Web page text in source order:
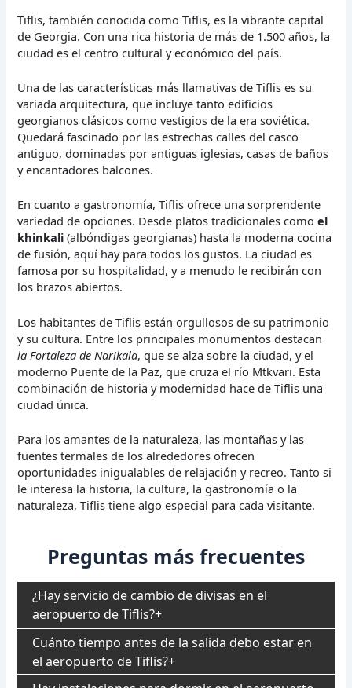
Tiflis, también conocida como Tiflis, es la vibrante capital
de Georgia. Con una rica historia de más de 1.500 años, la
ciudad es el centro cultural y económico del país.
Una de las características más llamativas de Tiflis es su
variada arquitectura, que incluye tanto edificios
georgianos clásicos como vestigios de la era soviética.
Quedará fascinado por las estrechas calles del casco
antiguo, dominadas por antiguas iglesias, casas de baños
y encantadores balcones.
En cuanto a gastronomía, Tiflis ofrece una sorprendente
variedad de opciones. Desde platos tradicionales comoel
khinkali (albóndigas georgianas) hasta la moderna cocina
de fusión, aquí hay para todos los gustos. La ciudad es
famosa por su hospitalidad, y a menudo le recibirán con
los brazos abiertos.
Los habitantes de Tiflis están orgullosos de su patrimonio
y su cultura. Entre los principales monumentos destacan
la Fortaleza de Narikala, que se alza sobre la ciudad, y el
moderno Puente de la Paz, que cruza el río Mtkvari. Esta
combinación de historia y modernidad hace de Tiflis una
ciudad única.
Para los amantes de la naturaleza, las montañas y las
fuentes termales de los alrededores ofrecen
oportunidades inigualables de relajación y recreo. Tanto si
le interesa la historia, la cultura, la gastronomía o la
naturaleza, Tiflis tiene algo especial para cada visitante.
Preguntas más frecuentes
¿Hay servicio de cambio de divisas en el
aeropuerto de Tiflis?
Cuánto tiempo antes de la salida debo estar en
el aeropuerto de Tiflis?